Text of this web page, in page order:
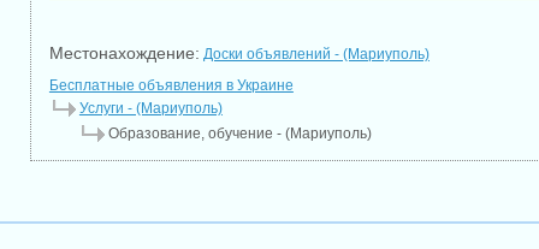
Местонахождение: Доски объявлений - (Мариуполь)
Бесплатные объявления в Украине
Услуги - (Мариуполь)
Образование, обучение - (Мариуполь)